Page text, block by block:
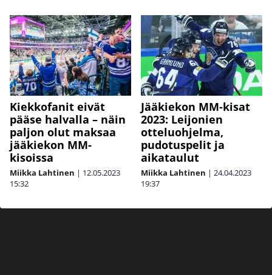
Kiekkofanit eivät
pääse halvalla – näin
paljon olut maksaa
jääkiekon MM-
kisoissa
Miikka Lahtinen | 12.05.2023
15:32
Jääkiekon MM-kisat
2023: Leijonien
otteluohjelma,
pudotuspelit ja
aikataulut
Miikka Lahtinen | 24.04.2023
19:37